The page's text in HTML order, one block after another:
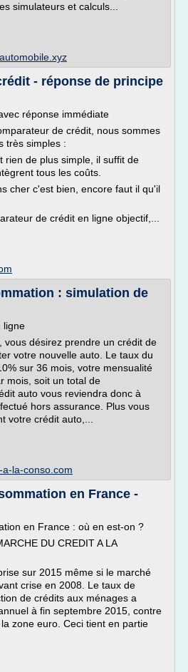
simulateurs et calculs...
- réponse de principe
réponse immédiate
de crédit, nous sommes
très simples :
rien de plus simple, il suffit de
tous les coûts.
cher c'est bien, encore faut il qu'il
de crédit en ligne objectif,...
: simulation de
ligne
vous désirez prendre un crédit de
votre nouvelle auto. Le taux du
sur 36 mois, votre mensualité
mois, soit un total de
auto vous reviendra donc à
hors assurance. Plus vous
votre crédit auto,...
a-la-conso.com
en France -
en France : où en est-on ?
DU CREDIT A LA
sur 2015 même si le marché
crise en 2008. Le taux de
de crédits aux ménages a
à fin septembre 2015, contre
zone euro. Ceci tient en partie